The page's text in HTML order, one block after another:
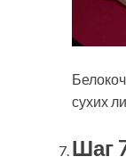
сухих
Шаг